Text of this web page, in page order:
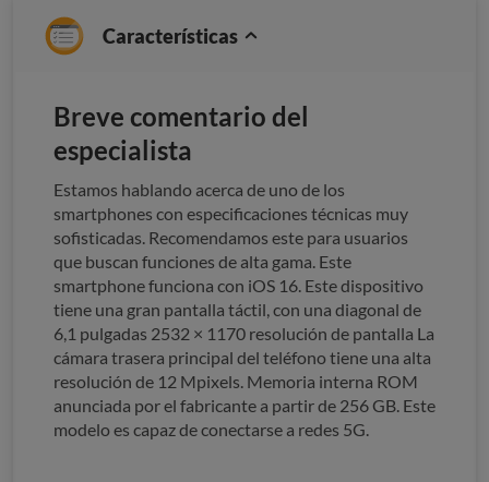
Características
Breve comentario del
especialista
Estamos hablando acerca de uno de los
smartphones con especificaciones técnicas muy
sofisticadas. Recomendamos este para usuarios
que buscan funciones de alta gama. Este
smartphone funciona con iOS 16. Este dispositivo
tiene una gran pantalla táctil, con una diagonal de
6,1 pulgadas 2532 × 1170 resolución de pantalla La
cámara trasera principal del teléfono tiene una alta
resolución de 12 Mpixels. Memoria interna ROM
anunciada por el fabricante a partir de 256 GB. Este
modelo es capaz de conectarse a redes 5G.